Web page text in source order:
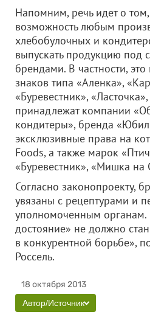
Напомним, речь идет о
возможность любым
хлебобулочных и
выпускать продукцию под
брендами. В частности, это
знаков типа «Аленка»,
«Буревестник»,
принадлежат компании
кондитеры», бренда
эксклюзивные права на
Foods, а также марок
«Буревестник», «Мишка на
Согласно законопроекту,
увязаны с рецептурами и
уполномоченным органам.
достояние» не должно
в конкурентной борьбе»,
Россель.
18 октября 2013
Автор/Источник